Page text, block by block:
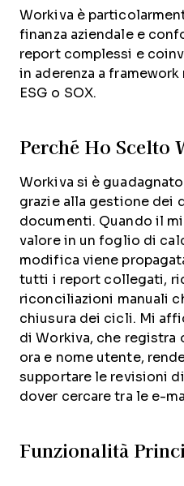
Workiva è
finanza aziendale e
report complessi e
in aderenza a
ESG o SOX.
Perché Ho Scelto
Workiva si è
grazie alla gestione dei
documenti. Quando il
valore in un foglio di
modifica viene
tutti i report collegati,
riconciliazioni manuali
chiusura dei cicli. Mi
di Workiva, che registra
ora e nome utente,
supportare le revisioni
dover cercare tra le e-
Funzionalità